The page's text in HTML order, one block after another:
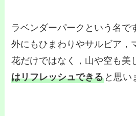
ラベンダーパークという名で
外にもひまわりやサルビア，
花だけではなく，山や空も美
はリフレッシュできる と思い